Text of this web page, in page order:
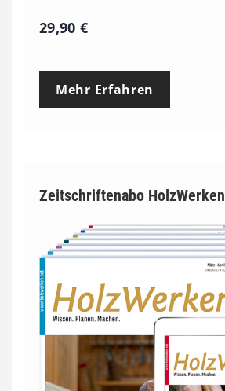
29,90€
Mehr Erfahren
Zeitschriftenabo HolzWerken